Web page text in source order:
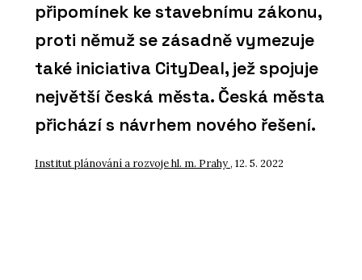
připomínek ke stavebnímu zákonu,
proti němuž se zásadně vymezuje
také iniciativa CityDeal, jež spojuje
největší česká města. Česká města
přichází s návrhem nového řešení.
Institut plánování a rozvoje hl. m. Prahy , 12. 5. 2022